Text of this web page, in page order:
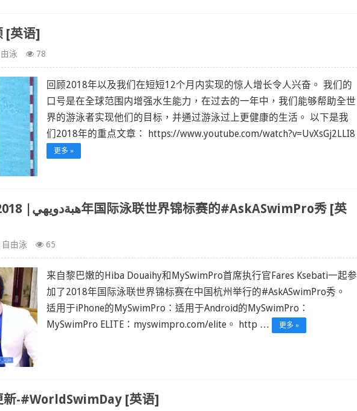
[英语]
泳 78
回顾2018年以及我们在短短12个月内实现的惊人增长令人兴奋。 我们的
口号是在全球范围内增强水生能力，在过去的一年中，我们能够帮助全世
界的游泳者实现他们的目标，并通过游泳过上更健康的生活。 以下是我
们2018年的重点文章： https://www.youtube.com/watch?v=UvXsGj2LLI8
更多 »
自由泳 65
来自黎巴嫩的Hiba Douaihy和MySwimPro首席执行官Fares Ksebati一起参
加了2018年国际泳联世界锦标赛在中国杭州举行的#AskASwimPro秀。
适用于iPhone的MySwimPro：适用于Android的MySwimPro：
MySwimPro ELITE：myswimpro.com/elite。 http …
更多 »
新-#WorldSwimDay [英语]